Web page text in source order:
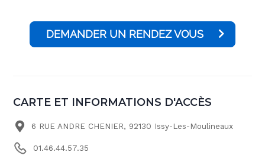
DEMANDER UN RENDEZ VOUS
CARTE ET INFORMATIONS D'ACCÈS
6 RUE ANDRE CHENIER, 92130 Issy-Les-Moulineaux
01.46.44.57.35